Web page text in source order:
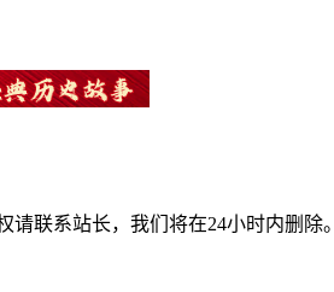
联系站长，我们将在24小时内删除。